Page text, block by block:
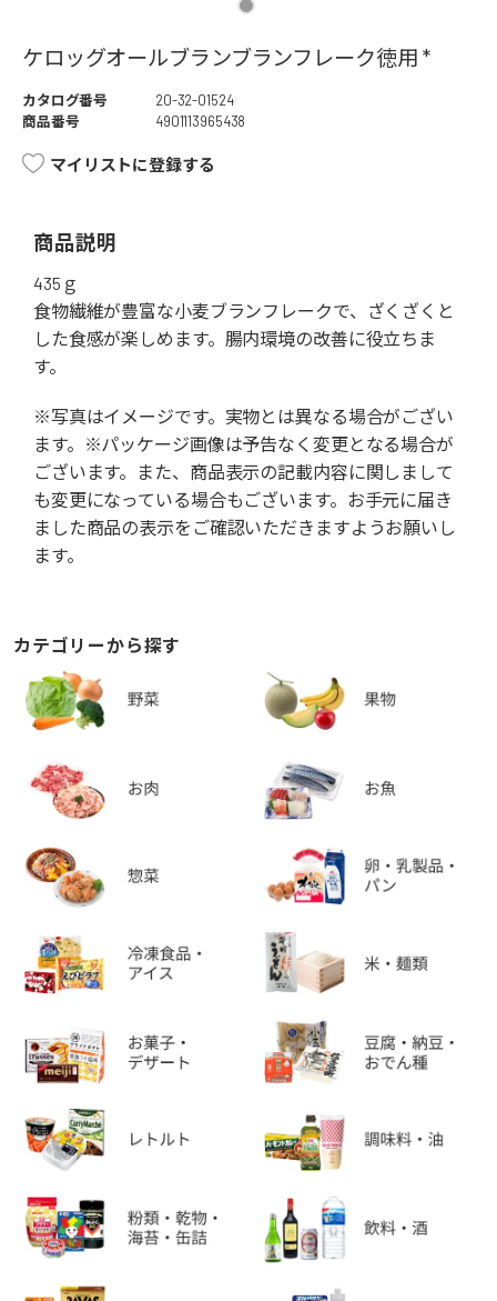
ケロッグオールブランブランフレーク徳用 *
カタログ番号
20-32-01524
商品番号
4901113965438
マイリストに登録する
商品説明
435ｇ
食物繊維が豊富な小麦ブランフレークで、ざくざくと
した食感が楽しめます。腸内環境の改善に役立ちま
す。
※写真はイメージです。実物とは異なる場合がござい
ます。※パッケージ画像は予告なく変更となる場合が
ございます。また、商品表示の記載内容に関しまして
も変更になっている場合もございます。お手元に届き
ました商品の表示をご確認いただきますようお願いし
ます。
カテゴリーから探す